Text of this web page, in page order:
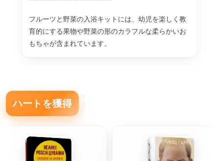
フルーツと野菜の入浴キットには、幼児を楽しく教
育的にする果物や野菜の形のカラフルな柔らかいお
もちゃが含まれています。
ハートを獲得